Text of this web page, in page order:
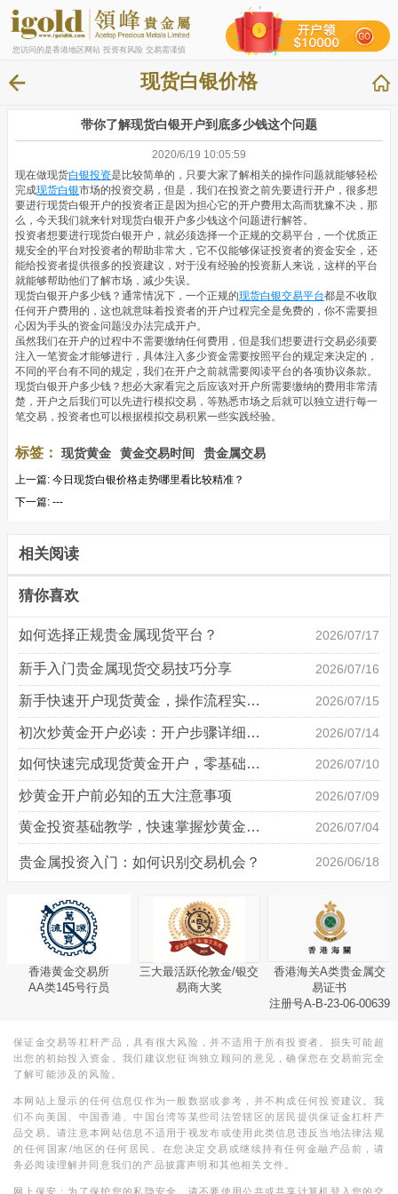
您访问的是香港地区网站 投资有风险 交易需谨慎
现货白银价格
带你了解现货白银开户到底多少钱这个问题
2020/6/19 10:05:59
现在做现货白银投资是比较简单的，只要大家了解相关的操作问题就能够轻松
完成现货白银市场的投资交易，但是，我们在投资之前先要进行开户，很多想
要进行现货白银开户的投资者正是因为担心它的开户费用太高而犹豫不决，那
么，今天我们就来针对现货白银开户多少钱这个问题进行解答。
投资者想要进行现货白银开户，就必须选择一个正规的交易平台，一个优质正
规安全的平台对投资者的帮助非常大，它不仅能够保证投资者的资金安全，还
能给投资者提供很多的投资建议，对于没有经验的投资新人来说，这样的平台
就能够帮助他们了解市场，减少失误。
现货白银开户多少钱？通常情况下，一个正规的现货白银交易平台都是不收取
任何开户费用的，这也就意味着投资者的开户过程完全是免费的，你不需要担
心因为手头的资金问题没办法完成开户。
虽然我们在开户的过程中不需要缴纳任何费用，但是我们想要进行交易必须要
注入一笔资金才能够进行，具体注入多少资金需要按照平台的规定来决定的，
不同的平台有不同的规定，我们在开户之前就需要阅读平台的各项协议条款。
现货白银开户多少钱？想必大家看完之后应该对开户所需要缴纳的费用非常清
楚，开户之后我们可以先进行模拟交易，等熟悉市场之后就可以独立进行每一
笔交易，投资者也可以根据模拟交易积累一些实践经验。
标签： 现货黄金 黄金交易时间 贵金属交易
上一篇: 今日现货白银价格走势哪里看比较精准？
下一篇: ---
相关阅读
猜你喜欢
如何选择正规贵金属现货平台？ 2026/07/17
新手入门贵金属现货交易技巧分享 2026/07/16
新手快速开户现货黄金，操作流程实操详解 2026/07/15
初次炒黄金开户必读：开户步骤详细说明 2026/07/14
如何快速完成现货黄金开户，零基础也能轻松上手 2026/07/10
炒黄金开户前必知的五大注意事项 2026/07/09
黄金投资基础教学，快速掌握炒黄金技巧 2026/07/04
贵金属投资入门：如何识别交易机会？ 2026/06/18
香港黄金交易所
AA类145号行员
三大最活跃伦敦金/银交
易商大奖
香港海关A类贵金属交
易证书
注册号A-B-23-06-00639
保证金交易等杠杆产品，具有很大风险，并不适用于所有投资者。损失可能超
出您的初始投入资金。我们建议您征询独立顾问的意见，确保您在交易前完全
了解可能涉及的风险。
本网站上显示的任何信息仅作为一般数据或参考，并不构成任何投资建议。我
们不向美国、中国香港、中国台湾等某些司法管辖区的居民提供保证金杠杆产
品交易。请注意本网站信息不适用于视发布或使用此类信息违反当地法律法规
的任何国家/地区的任何居民。在您决定交易或继续持有任何金融产品前，请
务必阅读理解并同意我们的产品披露声明和其他相关文件。
网上保安：为了保护您的私隐安全，请不要使用公共或共享计算机登入您的交